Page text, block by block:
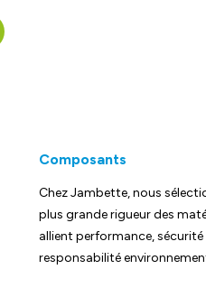
Composants
Chez Jambette, nous
plus grande rigueur des
allient performance, sécurité
responsabilité